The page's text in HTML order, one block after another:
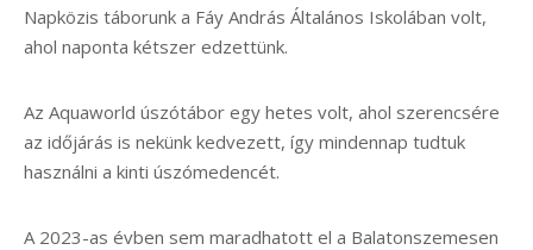
Napközis táborunk a Fáy András Általános Iskolában volt,
ahol naponta kétszer edzettünk.
Az Aquaworld úszótábor egy hetes volt, ahol szerencsére
az időjárás is nekünk kedvezett, így mindennap tudtuk
használni a kinti úszómedencét.
A 2023-as évben sem maradhatott el a Balatonszemesen